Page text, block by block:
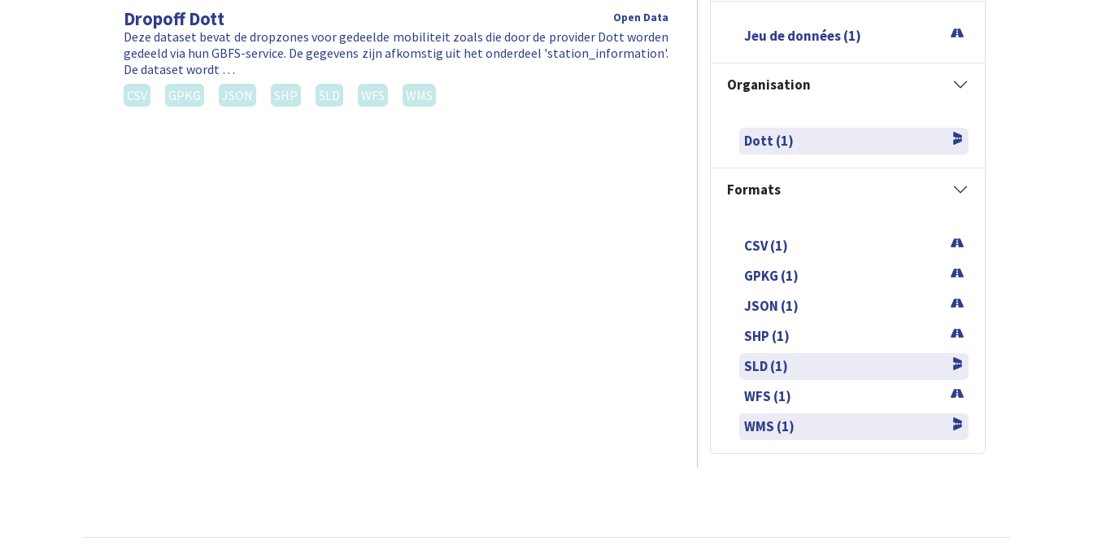
Dropoff Dott Open Data
Deze dataset bevat de dropzones voor gedeelde mobiliteit zoals die door de provider Dott worden
gedeeld via hun GBFS-service. De gegevens zijn afkomstig uit het onderdeel 'station_information'.
De dataset wordt …
CSV
GPKG JSON SHP SLD WFS WMS
Jeu de données (1)
Organisation
Dott (1)
Formats
CSV (1)
GPKG (1)
JSON (1)
SHP (1)
SLD (1)
WFS (1)
WMS (1)